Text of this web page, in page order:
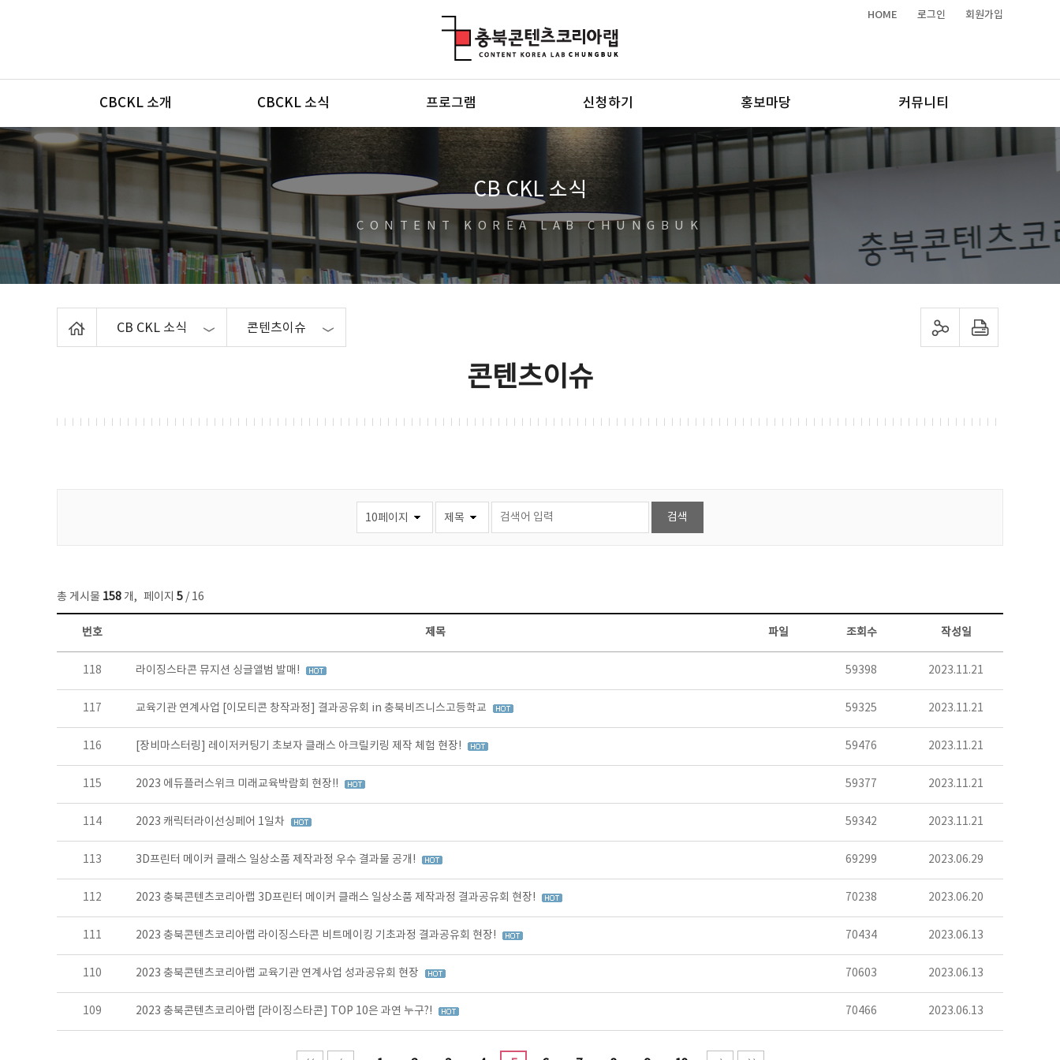
HOME 로그인 회원가입
메뉴
CBCKL 소개 CBCKL 소식 프로그램 신청하기 홍보마당 커뮤니티
CB CKL 소식
CONTENT KOREA LAB CHUNGBUK
CB CKL 소식 콘텐츠이슈 sns 공유하기 프린트하기
콘텐츠이슈
총 게시물 158 개, 페이지 5 / 16
콘텐츠이슈 목록 - 번호, 제목, 작성자, 파일, 조회수, 작성일 정보 제공
번호 제목 파일 조회수 작성일
118 라이징스타콘 뮤지션 싱글앨범 발매! 59398 2023.11.21
117 교육기관 연계사업 [이모티콘 창작과정] 결과공유회 in 충북비즈니스고등학교 59325 2023.11.21
116 [장비마스터링] 레이저커팅기 초보자 클래스 아크릴키링 제작 체험 현장! 59476 2023.11.21
115 2023 에듀플러스위크 미래교육박람회 현장!! 59377 2023.11.21
114 2023 캐릭터라이선싱페어 1일차 59342 2023.11.21
113 3D프린터 메이커 클래스 일상소품 제작과정 우수 결과물 공개! 69299 2023.06.29
112 2023 충북콘텐츠코리아랩 3D프린터 메이커 클래스 일상소품 제작과정 결과공유회 현장! 70238 2023.06.20
111 2023 충북콘텐츠코리아랩 라이징스타콘 비트메이킹 기초과정 결과공유회 현장! 70434 2023.06.13
110 2023 충북콘텐츠코리아랩 교육기관 연계사업 성과공유회 현장 70603 2023.06.13
109 2023 충북콘텐츠코리아랩 [라이징스타콘] TOP 10은 과연 누구?! 70466 2023.06.13